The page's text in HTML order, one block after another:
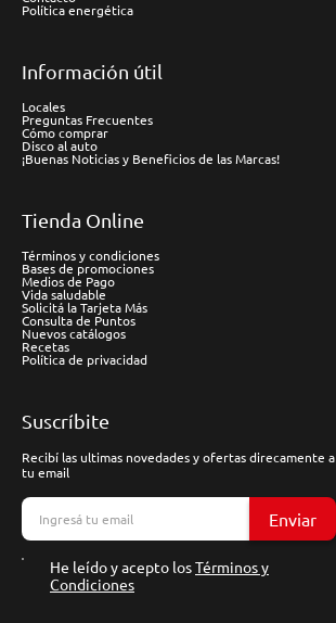
Política energética
Información útil
Locales
Preguntas Frecuentes
Cómo comprar
Disco al auto
¡Buenas Noticias y Beneficios de las Marcas!
Tienda Online
Términos y condiciones
Bases de promociones
Medios de Pago
Vida saludable
Solicitá la Tarjeta Más
Consulta de Puntos
Nuevos catálogos
Recetas
Política de privacidad
Suscríbite
Recibí las ultimas novedades y ofertas direcamente a
tu email
Enviar
He leído y acepto losTérminos y
Condiciones